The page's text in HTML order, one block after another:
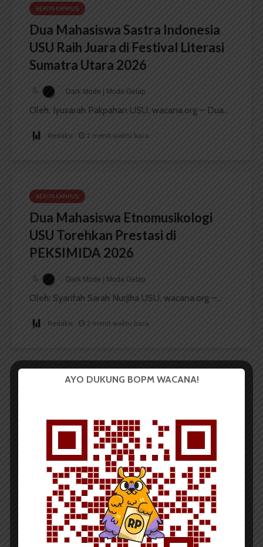
BERITA KAMPUS
Dua Mahasiswa Sastra Indonesia
USU Raih Juara di Festival Literasi
Sumatra Utara 2026
Dark Mode | Moda Gelap
Oleh: Iyusarah Pakpahan USU, wacana.org – Dua...
Redaksi 2 menit waktu baca
BERITA KAMPUS
Dua Mahasiswa Etnomusikologi
USU Torehkan Prestasi di
PEKSIMIDA 2026
Dark Mode | Moda Gelap
Oleh: Syarifah Sarah Nurjiha USU, wacana.org –...
Redaksi 2 menit waktu baca
Pentingnya
Wacana #Eps4
Pemutar
Video
00:00 32:39
AYO DUKUNG BOPM WACANA!